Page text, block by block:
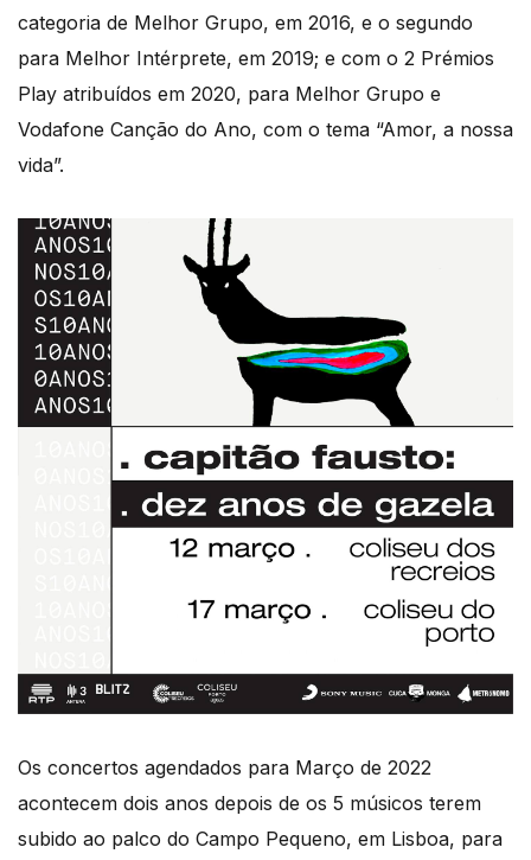
categoria de Melhor Grupo, em 2016, e o segundo
para Melhor Intérprete, em 2019; e com o 2 Prémios
Play atribuídos em 2020, para Melhor Grupo e
Vodafone Canção do Ano, com o tema “Amor, a nossa
vida”.
Os concertos agendados para Março de 2022
acontecem dois anos depois de os 5 músicos terem
subido ao palco do Campo Pequeno, em Lisboa, para